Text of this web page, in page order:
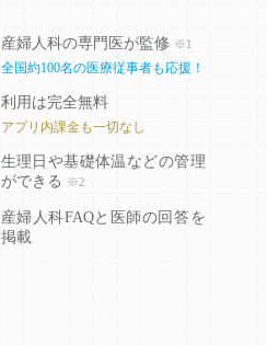
産婦人科の専門医が監修 ※1
全国約100名の医療従事者も応援！
利用は完全無料
アプリ内課金も一切なし
生理日や基礎体温などの管理
ができる
※2
産婦人科FAQと医師の回答を
掲載